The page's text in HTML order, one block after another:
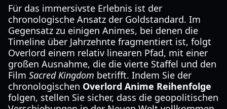
Für das immersivste Erlebnis ist der
chronologische Ansatz der Goldstandard. Im
Gegensatz zu einigen Animes, bei denen die
Timeline über Jahrzehnte fragmentiert ist, folgt
Overlord einem relativ linearen Pfad, mit einer
großen Ausnahme, die die vierte Staffel und den
Film Sacred Kingdom betrifft. Indem Sie der
chronologischen Overlord Anime Reihenfolge
folgen, stellen Sie sicher, dass die geopolitischen